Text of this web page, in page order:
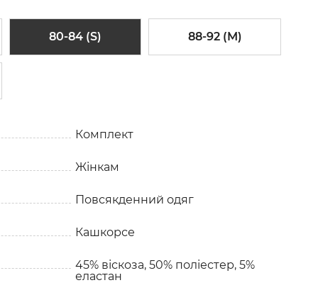
80-84 (S) 88-92 (M)
Комплект
Жінкам
Повсякденний одяг
Кашкорсе
45% віскоза, 50% поліестер, 5%
еластан